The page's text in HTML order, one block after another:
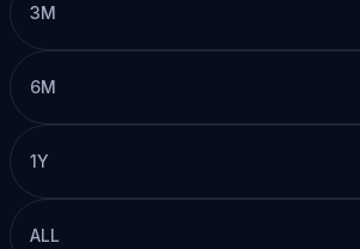
3M
6M
1Y
ALL